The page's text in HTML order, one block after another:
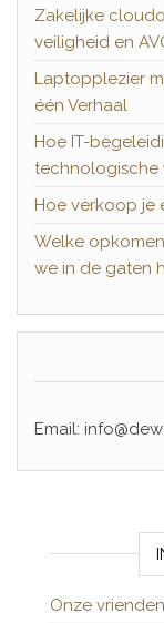
Zakelijke
veiligheid en
Laptopplezier
één Verhaal
Hoe IT-
technologische
Hoe verkoop je
Welke
we in de gaten
Email:
Onze vrienden